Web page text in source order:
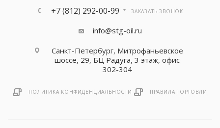
+7 (812) 292-00-99 ЗАКАЗАТЬ ЗВОНОК
info@stg-oil.ru
Санкт-Петербург, Митрофаньевское
шоссе, 29, БЦ Радуга, 3 этаж, офис
302-304
ПОЛИТИКА КОНФИДЕНЦИАЛЬНОСТИ ПРАВИЛА ТОРГОВЛИ